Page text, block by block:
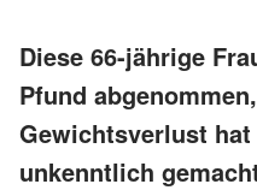
Diese 66-jährige
Pfund
Gewichtsverlust
unkenntlich